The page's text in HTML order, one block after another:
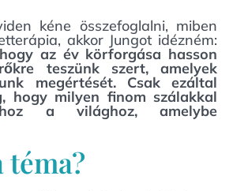
kéne összefoglalni, miben
akkor Jungot idézném:
az év körforgása hasson
teszünk szert, amelyek
megértését. Csak ezáltal
hogy milyen finom szálakkal
a világhoz, amelybe
téma?